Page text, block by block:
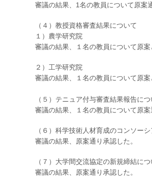
審議の結果、1名の教員について原案
（４）教授資格審査結果について
１）農学研究院
審議の結果、１名の教員について原案
２）工学研究院
審議の結果、１名の教員について原案
（５）テニュア付与審査結果報告につ
審議の結果、１名の教員について原案
（６）科学技術人材育成のコンソー
審議の結果、原案通り承認した。
（７）大学間交流協定の新規締結につ
審議の結果、原案通り承認した。